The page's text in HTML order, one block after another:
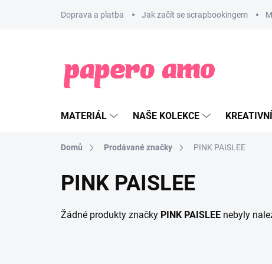
Doprava a platba Jak začít se scrapbookingem
MATERIÁL NAŠE KOLEKCE
Domů Prodávané značky PINK PAISLEE
PINK PAISLEE
Žádné produkty značky PINK PAISLEE nebyly